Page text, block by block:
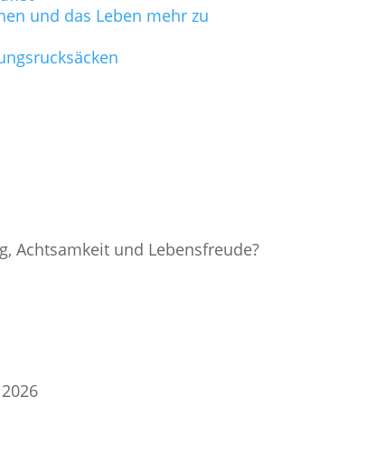
und das Leben mehr zu
Achtsamkeit und Lebensfreude?